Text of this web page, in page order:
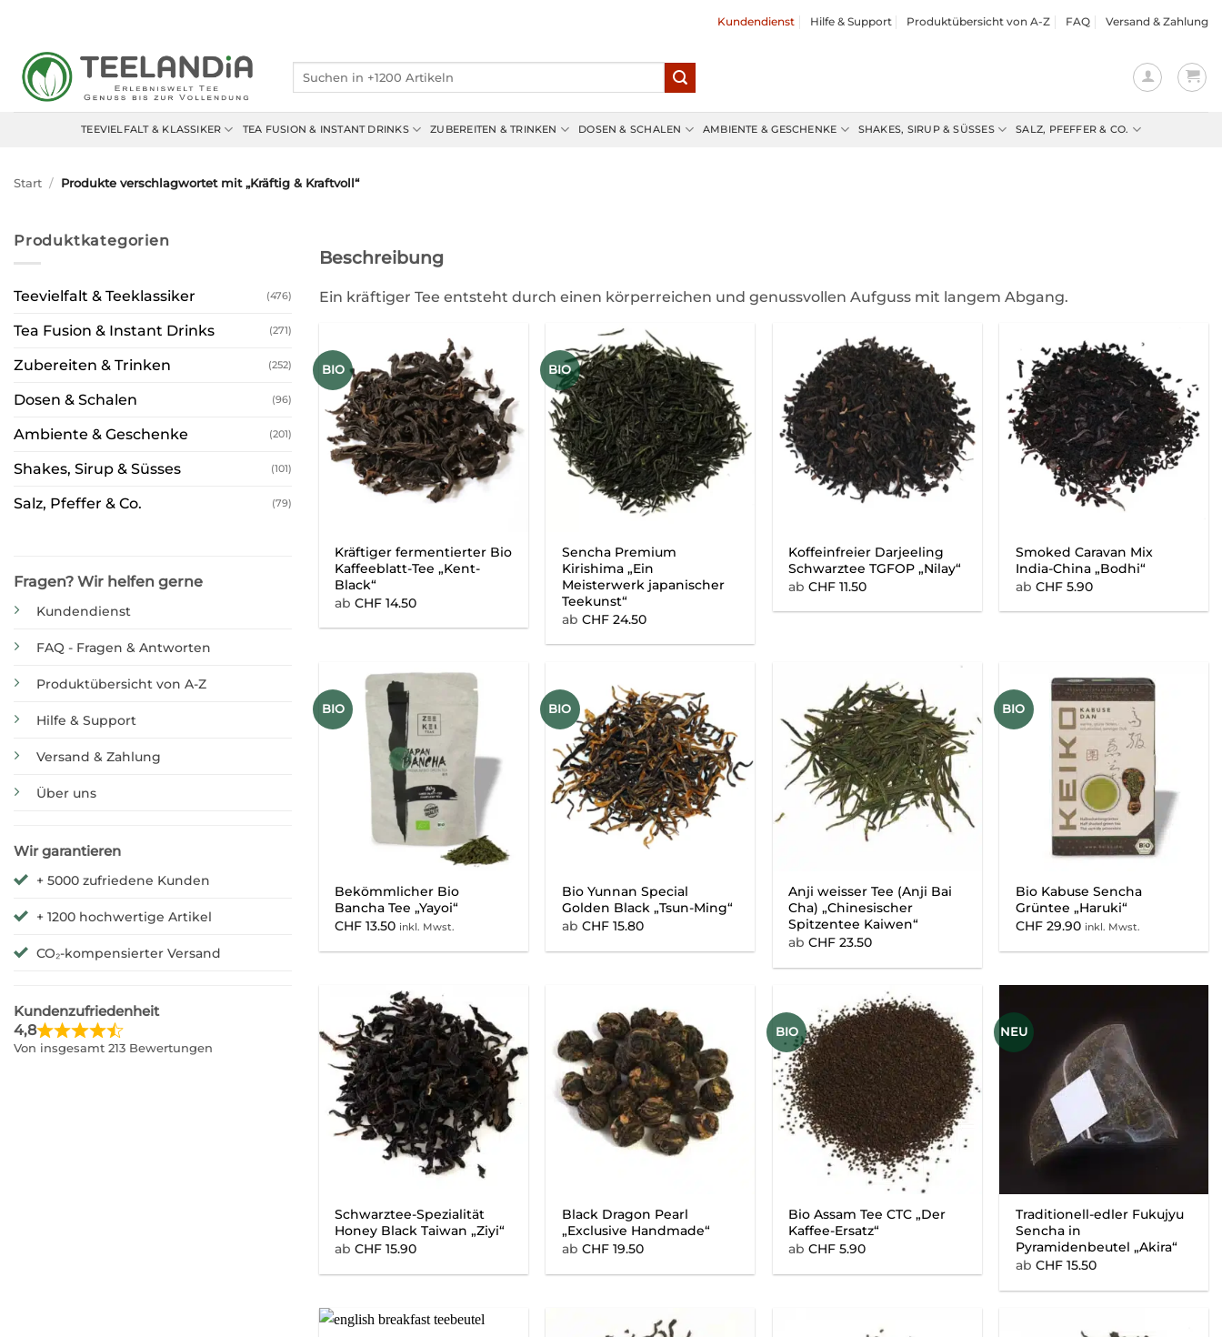
springen
Kundendienst Hilfe & Support Produktübersicht von A-Z FAQ Versand & Zahlung
Suchen
TEEVIELFALT & KLASSIKER TEA FUSION & INSTANT DRINKS ZUBEREITEN & TRINKEN DOSEN & SCHALEN AMBIENTE & GESCHENKE SHAKES, SIRUP & SÜSSES SALZ, PFEFFER & CO.
Start / Produkte verschlagwortet mit „Kräftig & Kraftvoll“
Produktkategorien
Teevielfalt & Teeklassiker (476)
Tea Fusion & Instant Drinks (271)
Zubereiten & Trinken (252)
Dosen & Schalen (96)
Ambiente & Geschenke (201)
Shakes, Sirup & Süsses (101)
Salz, Pfeffer & Co. (79)
Fragen? Wir helfen gerne
Kundendienst
FAQ - Fragen & Antworten
Produktübersicht von A-Z
Hilfe & Support
Versand & Zahlung
Über uns
Wir garantieren
+ 5000 zufriedene Kunden
+ 1200 hochwertige Artikel
CO₂-kompensierter Versand
Kundenzufriedenheit
4,8
Von insgesamt 213 Bewertungen
Beschreibung
Ein kräftiger Tee entsteht durch einen körperreichen und genussvollen Aufguss mit langem Abgang.
BIO
Kräftiger fermentierter Bio
Kaffeeblatt-Tee „Kent-
Black“
abCHF 14.50
BIO
Sencha Premium
Kirishima „Ein
Meisterwerk japanischer
Teekunst“
ab CHF24.50
Koffeinfreier Darjeeling
Schwarztee TGFOP „Nilay“
abCHF 11.50
Smoked Caravan Mix
India-China „Bodhi“
ab CHF5.90
BIO
Bekömmlicher Bio
Bancha Tee „Yayoi“
CHF 13.50 inkl. Mwst.
BIO
Bio Yunnan Special
Golden Black „Tsun-Ming“
ab CHF15.80
Anji weisser Tee (Anji Bai
Cha) „Chinesischer
Spitzentee Kaiwen“
abCHF 23.50
BIO
Bio Kabuse Sencha
Grüntee „Haruki“
CHF29.90 inkl. Mwst.
Schwarztee-Spezialität
Honey Black Taiwan „Ziyi“
abCHF 15.90
Black Dragon Pearl
„Exclusive Handmade“
ab CHF19.50
BIO
Bio Assam Tee CTC „Der
Kaffee-Ersatz“
abCHF 5.90
NEU
Traditionell-edler Fukujyu
Sencha in
Pyramidenbeutel „Akira“
ab CHF15.50